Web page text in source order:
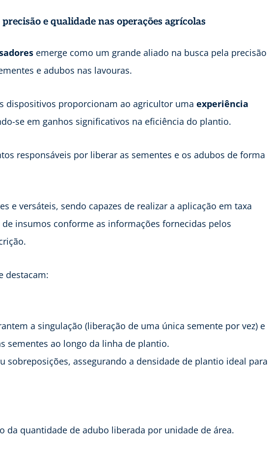
e qualidade nas operações agrícolas
emerge como um grande aliado na busca pela precisão
e adubos nas lavouras.
dispositivos proporcionam ao agricultor uma experiência
se em ganhos significativos na eficiência do plantio.
responsáveis por liberar as sementes e os adubos de forma
e versáteis, sendo capazes de realizar a aplicação em taxa
insumos conforme as informações fornecidas pelos
destacam:
a singulação (liberação de uma única semente por vez) e
sementes ao longo da linha de plantio.
sobreposições, assegurando a densidade de plantio ideal para
da quantidade de adubo liberada por unidade de área.